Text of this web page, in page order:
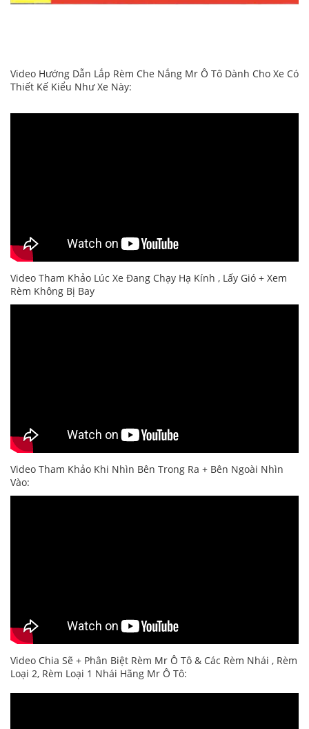
Video Hướng Dẫn Lắp Rèm Che Nắng Mr Ô Tô Dành Cho Xe Có
Thiết Kế Kiểu Như Xe Này:
Video Tham Khảo Lúc Xe Đang Chạy Hạ Kính , Lấy Gió + Xem
Rèm Không Bị Bay
Video Tham Khảo Khi Nhìn Bên Trong Ra + Bên Ngoài Nhìn
Vào:
Video Chia Sẽ + Phân Biệt Rèm Mr Ô Tô & Các Rèm Nhái , Rèm
Loại 2, Rèm Loại 1 Nhái Hãng Mr Ô Tô: